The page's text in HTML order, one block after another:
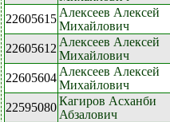
22605615 Алексеев Алексей
Михайлович
22605612 Алексеев Алексей
Михайлович
22605604 Алексеев Алексей
Михайлович
22595080Кагиров Асханби
Абзалович